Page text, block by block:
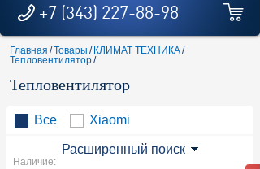
+7 (343) 227-88-98
Главная /Товары / КЛИМАТ ТЕХНИКА/
Тепловентилятор/
Тепловентилятор
Все Xiaomi
Расширенный поиск
Наличие: